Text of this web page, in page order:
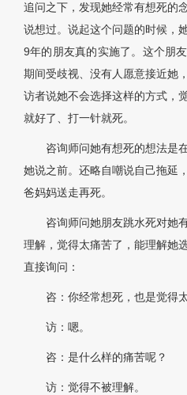
追问之下，发现她经常有想死的
说想过。说起这个问题的时候，
9年的朋友真的实施了。这个朋
期间受歧视、没有人愿意接近她
访者说她不会选择这样的方式，
就好了、打一针就死。
咨询师问她有想死的想法是
她说之前。还略自嘲说自己拖延
爸妈妈送走再死。
咨询师问她朋友跳水死对她
理解，觉得太痛苦了，能理解她
直接询问：
咨：你经常想死，也是觉得
访：嗯。
咨：是什么样的痛苦呢？
访：觉得不被理解。